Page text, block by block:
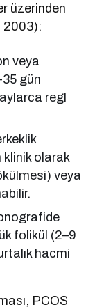
üzerinden
2003):
veya
gün
aylarca regl
klinik olarak
veya
folikül (2–9
hacmi
PCOS